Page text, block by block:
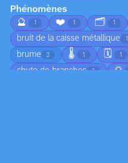
Phénomènes
🔮
1 ❤️ 1 🗂️ 1
bruit de la caisse métallique 1
brume 3 🌡️ 1 🗓️ 1
chute de branches 1 🌅